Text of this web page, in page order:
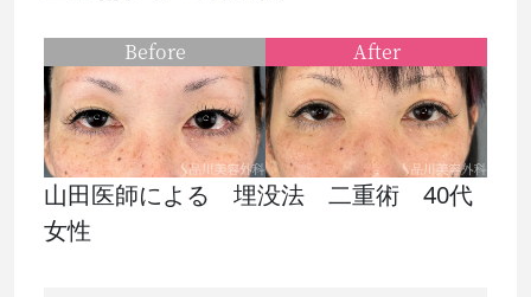
山田医師による 埋没法 二重術 40代
女性
Before After